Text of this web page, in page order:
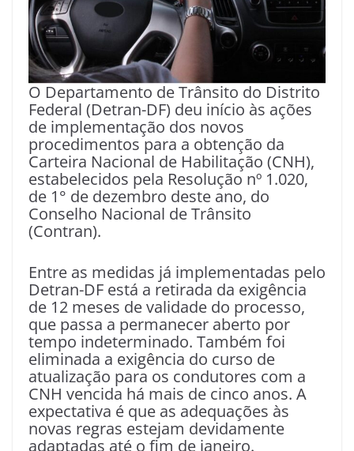
O Departamento de Trânsito do Distrito
Federal (Detran-DF) deu início às ações
de implementação dos novos
procedimentos para a obtenção da
Carteira Nacional de Habilitação (CNH),
estabelecidos pela Resolução nº 1.020,
de 1° de dezembro deste ano, do
Conselho Nacional de Trânsito
(Contran).
Entre as medidas já implementadas pelo
Detran-DF está a retirada da exigência
de 12 meses de validade do processo,
que passa a permanecer aberto por
tempo indeterminado. Também foi
eliminada a exigência do curso de
atualização para os condutores com a
CNH vencida há mais de cinco anos. A
expectativa é que as adequações às
novas regras estejam devidamente
adaptadas até o fim de janeiro.